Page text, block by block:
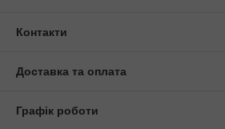
Контакти
Доставка та оплата
Графік роботи